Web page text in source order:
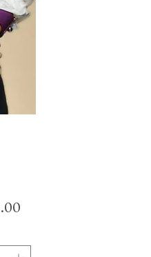
價